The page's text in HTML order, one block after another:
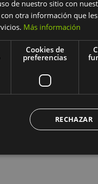
de nuestro sitio con
otra información que
Más información
Cookies de
preferencias
RECHAZAR